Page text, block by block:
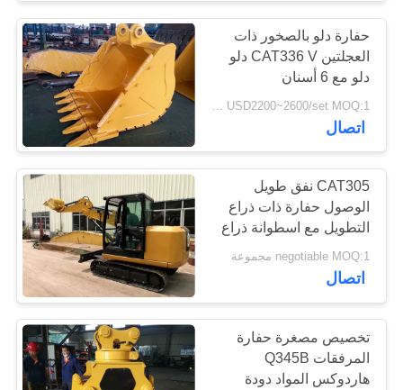
حفارة دلو بالصخور ذات
العجلتين CAT336 V دلو
دلو مع 6 أسنان
USD2200~2600/set MOQ:1 مجموعة
اتصال
CAT305 نفق طويل
الوصول حفارة ذات ذراع
التطويل مع اسطوانة ذراع
اسطوانة
negotiable MOQ:1 مجموعة
اتصال
تخصيص مصغرة حفارة
المرفقات Q345B
هاردوكس المواد دودة